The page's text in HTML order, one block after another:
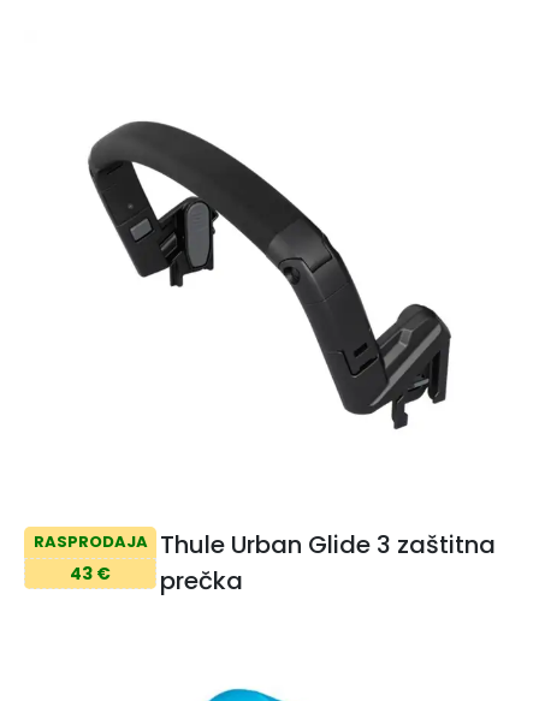
RASPRODAJA
43 €
Thule Urban Glide 3 zaštitna
prečka